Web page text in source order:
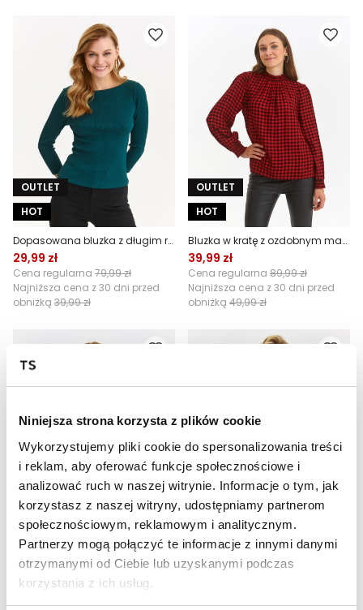
Niniejsza strona korzysta z plików cookie
Wykorzystujemy pliki cookie do spersonalizowania treści
i reklam, aby oferować funkcje społecznościowe i
analizować ruch w naszej witrynie. Informacje o tym, jak
korzystasz z naszej witryny, udostępniamy partnerom
społecznościowym, reklamowym i analitycznym.
Partnerzy mogą połączyć te informacje z innymi danymi
otrzymanymi od Ciebie lub uzyskanymi podczas
korzystania z ich usług.
OUTLET
HOT
Dopasowana bluzka z długim rękawem
29,99 zł
Cena regularna 79,99 zł
Najniższa cena z 30 dni przed
obniżką 39,99 zł
OUTLET
HOT
Bluzka w kratę z ozdobnym mankietem i golfem
39,99 zł
Cena regularna 89,99 zł
Najniższa cena z 30 dni przed
obniżką 49,99 zł
OUTLET
HOT
Bluzka damska długi rękaw
39,99 zł
Cena regularna 99,99 zł
Najniższa cena z 30 dni przed
OUTLET
HOT
39,99 zł
Najniższa cena z 30 dni przed